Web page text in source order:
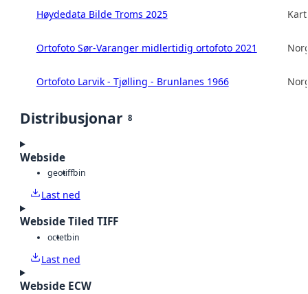
Høydedata Bilde Troms 2025
Ortofoto Sør-Varanger midlertidig ortofoto 2021
Ortofoto Larvik - Tjølling - Brunlanes 1966
Distribusjonar 8
Webside
geotiffbin
Last ned
Webside Tiled TIFF
octetbin
Last ned
Webside ECW